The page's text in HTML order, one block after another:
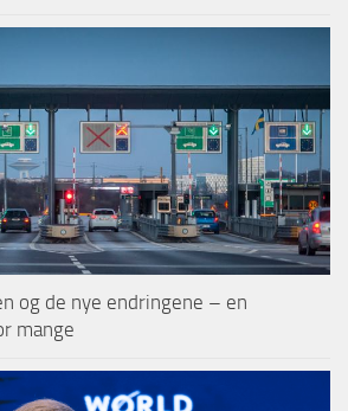
og de nye endringene – en
mange